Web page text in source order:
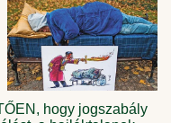
hogy jogszabály